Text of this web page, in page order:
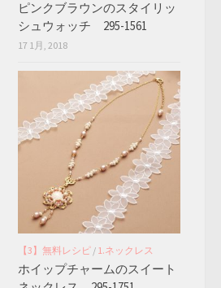
ピンクブラウンのスタイリッ
シュウォッチ 295-1561
17 1月, 2018
【3】無料レシピ / 1.ネックレス
ホイップチャームのスイート